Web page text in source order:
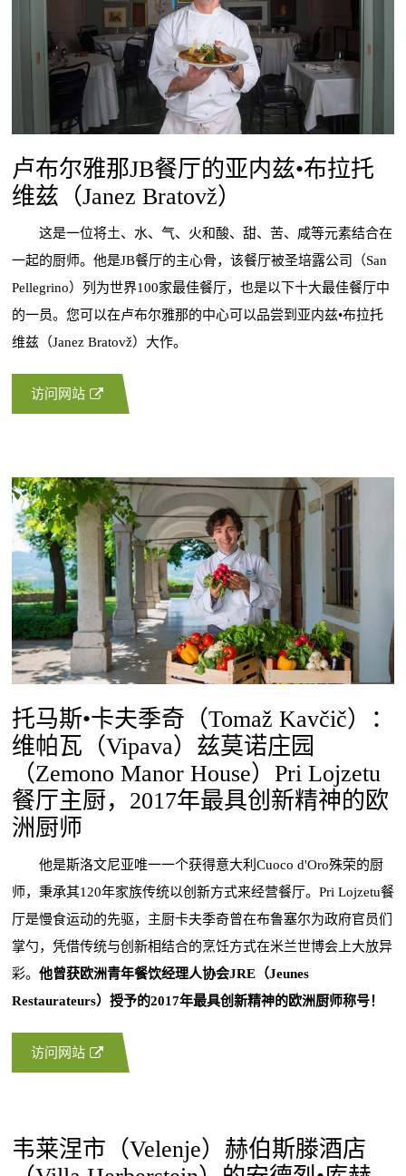
卢布尔雅那JB餐厅的亚内兹•布拉托
维兹（Janez Bratovž）
这是一位将土、水、气、火和酸、甜、苦、咸等元素结合在
一起的厨师。他是JB餐厅的主心骨，该餐厅被圣培露公司（San
Pellegrino）列为世界100家最佳餐厅，也是以下十大最佳餐厅中
的一员。您可以在卢布尔雅那的中心可以品尝到亚内兹•布拉托
维兹（Janez Bratovž）大作。
访问网站
托马斯•卡夫季奇（Tomaž Kavčič）：
维帕瓦（Vipava）兹莫诺庄园
（Zemono Manor House）Pri Lojzetu
餐厅主厨，2017年最具创新精神的欧
洲厨师
他是斯洛文尼亚唯一一个获得意大利Cuoco d'Oro殊荣的厨
师，秉承其120年家族传统以创新方式来经营餐厅。Pri Lojzetu餐
厅是慢食运动的先驱，主厨卡夫季奇曾在布鲁塞尔为政府官员们
掌勺，凭借传统与创新相结合的烹饪方式在米兰世博会上大放异
彩。 他曾获欧洲青年餐饮经理人协会JRE（Jeunes
Restaurateurs）授予的2017年最具创新精神的欧洲厨师称号！
访问网站
韦莱涅市（Velenje）赫伯斯滕酒店